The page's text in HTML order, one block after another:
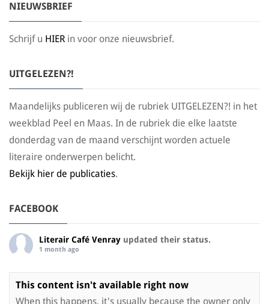
NIEUWSBRIEF
Schrijf u HIER in voor onze nieuwsbrief.
UITGELEZEN?!
Maandelijks publiceren wij de rubriek UITGELEZEN?! in het
weekblad Peel en Maas. In de rubriek die elke laatste
donderdag van de maand verschijnt worden actuele
literaire onderwerpen belicht.
Bekijk hier de publicaties.
FACEBOOK
Literair Café Venray updated their status.
1 month ago
This content isn't available right now
When this happens, it's usually because the owner only